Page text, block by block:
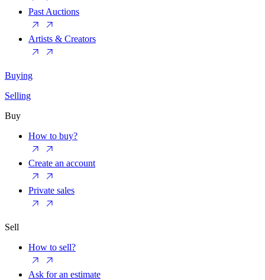
Past Auctions
Artists & Creators
Buying
Selling
Buy
How to buy?
Create an account
Private sales
Sell
How to sell?
Ask for an estimate